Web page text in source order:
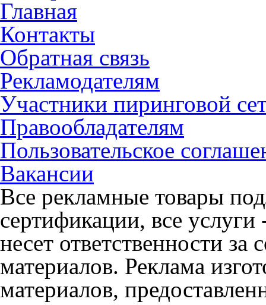
Главная
Контакты
Обратная связь
Рекламодателям
Участники пиринговой
Правообладателям
Пользовательское
Вакансии
Все рекламные товары
сертификации, все
несет ответственности
материалов. Реклама
материалов,